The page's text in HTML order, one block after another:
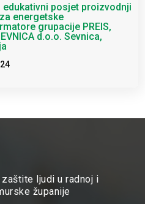
edukativni posjet proizvodnji
energetske
grupacije PREIS,
d.o.o. Sevnica,
ljudi u radnoj i
županije